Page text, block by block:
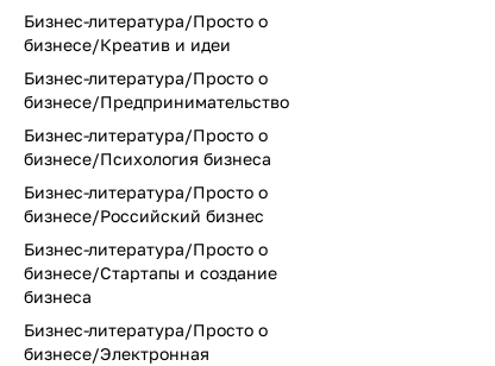
Бизнес-литература/Просто о
бизнесе/Креатив и идеи
Бизнес-литература/Просто о
бизнесе/Предпринимательство
Бизнес-литература/Просто о
бизнесе/Психология бизнеса
Бизнес-литература/Просто о
бизнесе/Российский бизнес
Бизнес-литература/Просто о
бизнесе/Стартапы и создание
бизнеса
Бизнес-литература/Просто о
бизнесе/Электронная